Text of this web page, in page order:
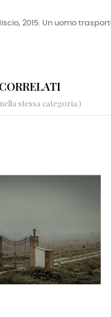
2015. Un uomo
stessa categoria )